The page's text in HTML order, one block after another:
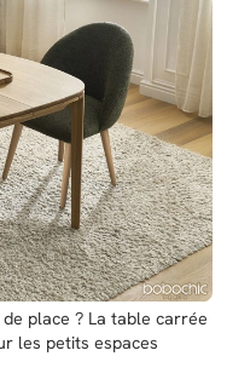
place ? La table carrée
les petits espaces